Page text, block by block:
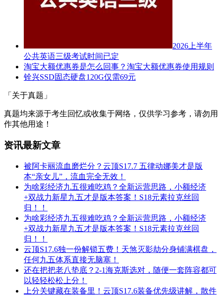
2026上半年
公共英语三级考试时间已定
淘宝大额优惠券是怎么回事？淘宝大额优惠券使用规则
铨兴SSD固态硬盘120G仅需69元
「关于真题」
真题均来源于考生回忆或收集于网络，仅供学习参考，请勿用
作其他用途！
资讯最新文章
被阿卡丽流血磨烂分？云顶S17.7 五律动娜美才是版
本“亲女儿”，流血完全无效！
为啥彩经济九五很难吃鸡？全新运营思路，小额经济
+双战力新星九五才是版本答案！S18元素拉克丝回
归！！
为啥彩经济九五很难吃鸡？全新运营思路，小额经济
+双战力新星九五才是版本答案！S18元素拉克丝回
归！！
云顶S17.6独一份解锁五费！天煞灭影劫分身铺满棋盘，
任何九五体系直接无脑塞！
还在把把老八垫底？2-1海克斯选对，随便一套阵容都可
以轻轻松松上分！
上分关键藏在装备里！云顶S17.6装备优先级讲解，散件